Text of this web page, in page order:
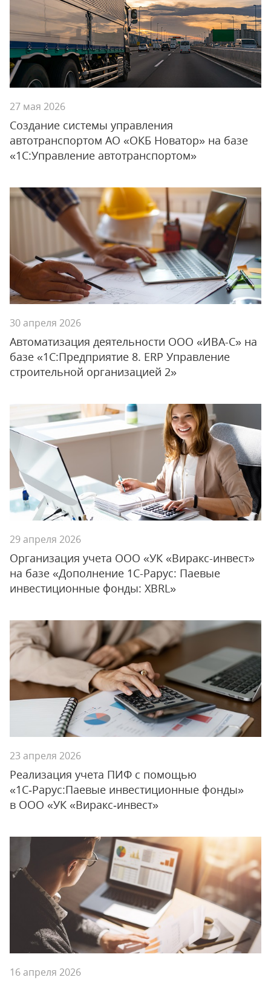
27 мая 2026
Создание системы управления
автотранспортом АО «ОКБ Новатор» на базе
«1С:Управление автотранспортом»
30 апреля 2026
Автоматизация деятельности ООО «ИВА-С» на
базе «1С:Предприятие 8. ERP Управление
строительной организацией 2»
29 апреля 2026
Организация учета ООО «УК «Виракс-инвест»
на базе «Дополнение 1С-Рарус: Паевые
инвестиционные фонды: XBRL»
23 апреля 2026
Реализация учета ПИФ с помощью
«1С‑Рарус:Паевые инвестиционные фонды»
в ООО «УК «Виракс‑инвест»
16 апреля 2026